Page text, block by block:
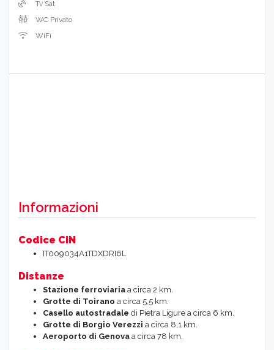
Tv Sat
WC Privato
WiFi
Informazioni
Codice CIN
IT009034A1TDXDRI6L
Distanze
Stazione ferroviaria a circa 2 km.
Grotte di Toirano a circa 5,5 km.
Casello autostradale di Pietra Ligure a circa 6 km.
Grotte di Borgio Verezzi a circa 8,1 km.
Aeroporto di Genova a circa 78 km.